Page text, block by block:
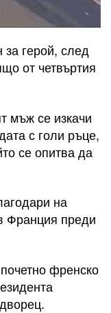
герой, след
от четвъртия
мъж се изкачи
с голи ръце,
се опитва да
на
Франция преди
френско